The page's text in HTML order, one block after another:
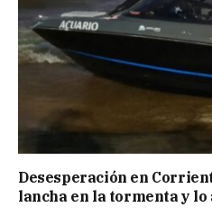
Desesperación en
lancha en la tormenta y